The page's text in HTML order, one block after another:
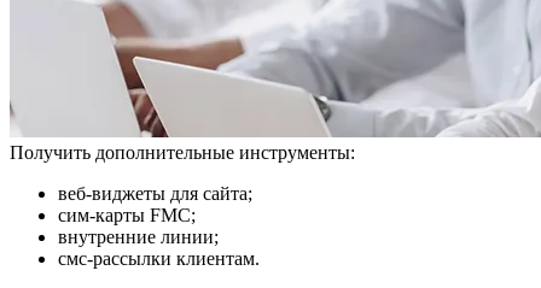
Получить дополнительные инструменты:
веб-виджеты для сайта;
сим-карты FMC;
внутренние линии;
смс-рассылки клиентам.